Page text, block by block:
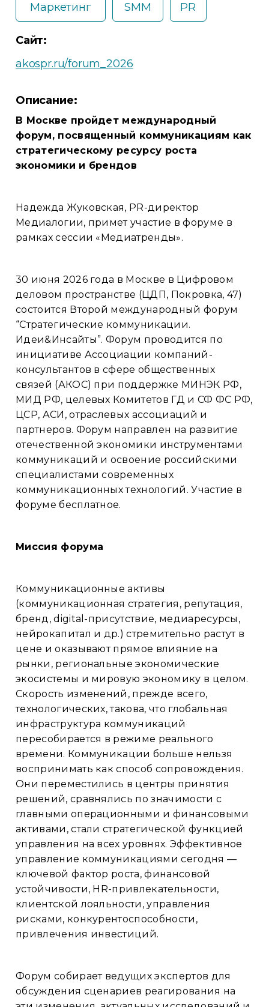
Маркетинг
SMM PR
Сайт:
akospr.ru/forum_2026
Описание:
В Москве пройдет международный
форум, посвященный коммуникациям как
стратегическому ресурсу роста
экономики и брендов
Надежда Жуковская, PR-директор
Медиалогии, примет участие в форуме в
рамках сессии «Медиатренды».
30 июня 2026 года в Москве в Цифровом
деловом пространстве (ЦДП, Покровка, 47)
состоится Второй международный форум
“Стратегические коммуникации.
Идеи&Инсайты”. Форум проводится по
инициативе Ассоциации компаний-
консультантов в сфере общественных
связей (АКОС) при поддержке МИНЭК РФ,
МИД РФ, целевых Комитетов ГД и СФ ФС РФ,
ЦСР, АСИ, отраслевых ассоциаций и
партнеров. Форум направлен на развитие
отечественной экономики инструментами
коммуникаций и освоение российскими
специалистами современных
коммуникационных технологий. Участие в
форуме бесплатное.
Миссия форума
Коммуникационные активы
(коммуникационная стратегия, репутация,
бренд, digital-присутствие, медиаресурсы,
нейрокапитал и др.) стремительно растут в
цене и оказывают прямое влияние на
рынки, региональные экономические
экосистемы и мировую экономику в целом.
Скорость изменений, прежде всего,
технологических, такова, что глобальная
инфраструктура коммуникаций
пересобирается в режиме реального
времени. Коммуникации больше нельзя
воспринимать как способ сопровождения.
Они переместились в центры принятия
решений, сравнялись по значимости с
главными операционными и финансовыми
активами, стали стратегической функцией
управления на всех уровнях. Эффективное
управление коммуникациями сегодня —
ключевой фактор роста, финансовой
устойчивости, HR-привлекательности,
клиентской лояльности, управления
рисками, конкурентоспособности,
привлечения инвестиций.
Форум собирает ведущих экспертов для
обсуждения сценариев реагирования на